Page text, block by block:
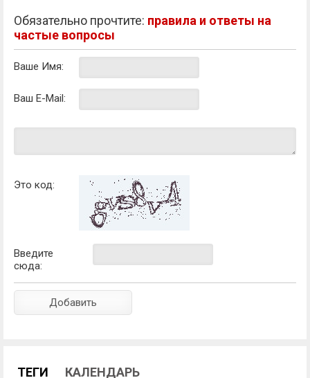
Обязательно прочтите: правила и ответы на
частые вопросы
Ваше Имя:
Ваш E-Mail:
Это код:
Введите
сюда:
ТЕГИ КАЛЕНДАРЬ